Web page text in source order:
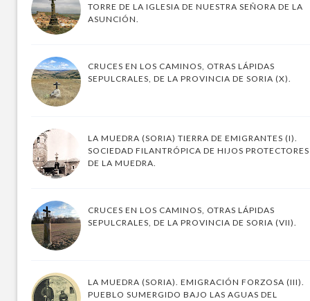
TORRE DE LA IGLESIA DE NUESTRA SEÑORA DE LA
ASUNCIÓN.
CRUCES EN LOS CAMINOS, OTRAS LÁPIDAS
SEPULCRALES, DE LA PROVINCIA DE SORIA (X).
LA MUEDRA (SORIA) TIERRA DE EMIGRANTES (I).
SOCIEDAD FILANTRÓPICA DE HIJOS PROTECTORES
DE LA MUEDRA.
CRUCES EN LOS CAMINOS, OTRAS LÁPIDAS
SEPULCRALES, DE LA PROVINCIA DE SORIA (VII).
LA MUEDRA (SORIA). EMIGRACIÓN FORZOSA (III).
PUEBLO SUMERGIDO BAJO LAS AGUAS DEL